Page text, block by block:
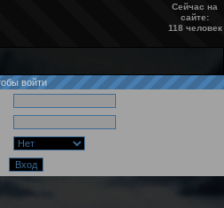
Сейчас на
сайте:
118 человек
войти